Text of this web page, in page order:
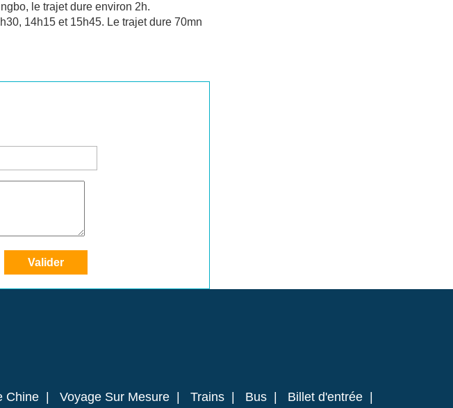
le trajet dure environ 2h.
14h15 et 15h45. Le trajet dure 70mn
Chine Voyage Sur Mesure Trains Bus Billet d'entrée